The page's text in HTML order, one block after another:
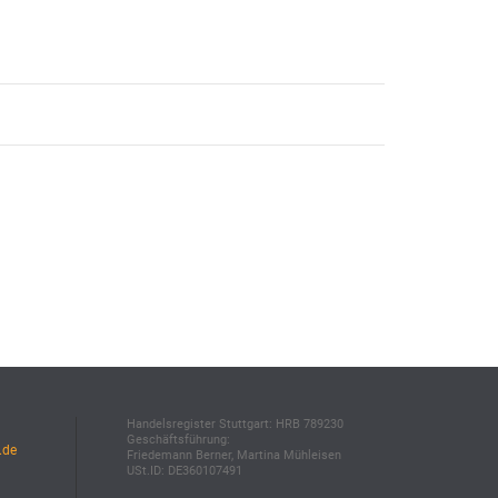
Handelsregister Stuttgart: HRB 789230
Geschäftsführung:
Friedemann Berner, Martina Mühleisen
USt.ID: DE360107491